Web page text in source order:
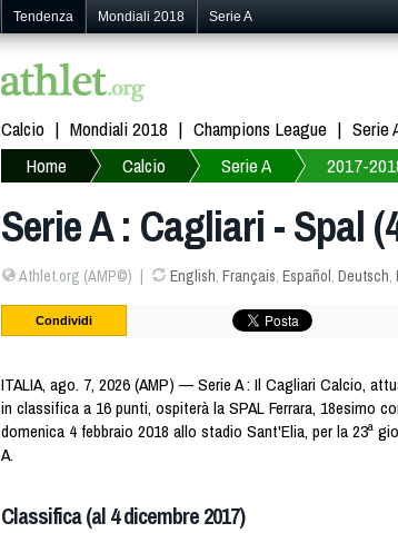
Tendenza Mondiali 2018 Serie A
Calcio Mondiali 2018 Champions League Serie
Home
Calcio Serie A 2017-
Serie A : Cagliari - Spal
Athlet.org (AMP©) English, Français, Español, Deutsch,
Condividi
ITALIA, ago. 7, 2026 (AMP) — Serie A : Il Cagliari Calcio,
in classifica a 16 punti, ospiterà la SPAL Ferrara, 18esimo
domenica 4 febbraio 2018 allo stadio Sant'Elia, per la 23ª
A.
Classifica (al 4 dicembre 2017)